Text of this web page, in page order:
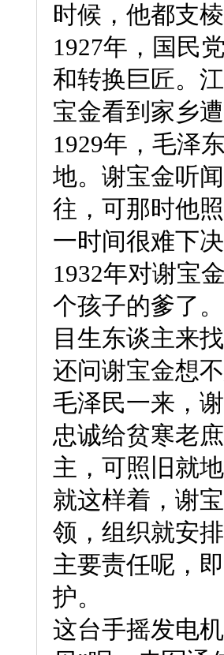
时候，他都支
1927年，国民
和转换巨匠。
宝金看到家乡
1929年，毛泽
地。谢宝金听
往，可那时他
一时间很难下
1932年对谢宝
个孩子的爹了
目生东谈主来
还问谢宝金想
毛泽民一来，
忠诚给贫寒老
主，可照旧就
就这样着，谢
领，组织就安
主要责任呢，
护。
这台手摇发电